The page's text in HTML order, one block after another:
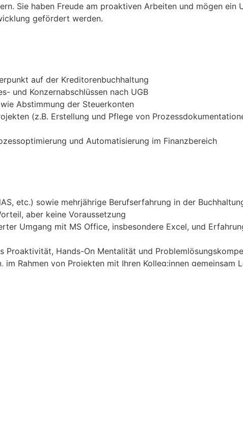
Sie haben Freude am proaktiven Arbeiten und mögen ein
gefördert werden.
auf der Kreditorenbuchhaltung
und Konzernabschlüssen nach UGB
Abstimmung der Steuerkonten
(z.B. Erstellung und Pflege von
und Automatisierung im Finanzbereich
etc.) sowie mehrjährige Berufserfahrung in der
aber keine Voraussetzung
Umgang mit MS Office, insbesondere Excel, und
Proaktivität, Hands-On Mentalität und
Rahmen von Projekten mit Ihren Kolleg:innen gemeinsam